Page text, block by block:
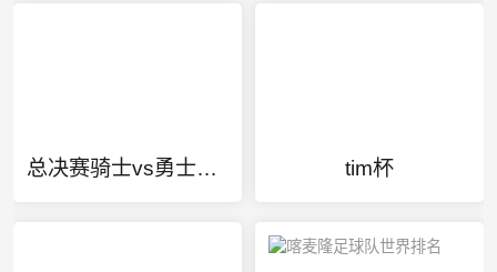
总决赛骑士vs勇士全场回放 tim杯